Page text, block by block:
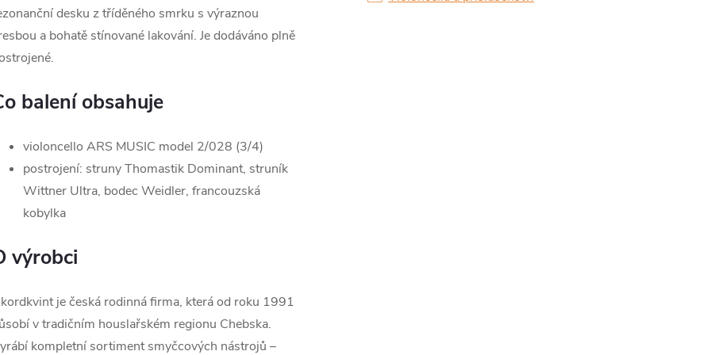
desku z tříděného smrku s výraznou
a bohatě stínované lakování. Je dodáváno plně
balení obsahuje
violoncello ARS MUSIC model 2/028 (3/4)
postrojení: struny Thomastik Dominant, struník
Wittner Ultra, bodec Weidler, francouzská
kobylka
výrobci
je česká rodinná firma, která od roku 1991
v tradičním houslařském regionu Chebska.
kompletní sortiment smyčcových nástrojů –